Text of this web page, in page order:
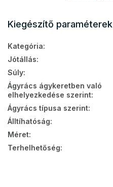
Kiegészítő paraméterek
Kategória:
Jótállás:
Súly:
Ágyrács ágykeretben való
elhelyezkedése szerint:
Ágyrács típusa szerint:
Álltíhatóság:
Méret:
Terhelhetőség: